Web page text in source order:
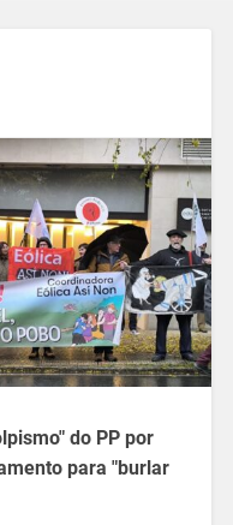
do PP por
para "burlar